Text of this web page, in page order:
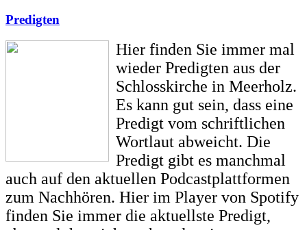
Predigten
Hier finden Sie immer mal
wieder Predigten aus der
Schlosskirche in Meerholz.
Es kann gut sein, dass eine
Predigt vom schriftlichen
Wortlaut abweicht. Die
Predigt gibt es manchmal
auch auf den aktuellen Podcastplattformen
zum Nachhören. Hier im Player von Spotify
finden Sie immer die aktuellste Predigt,